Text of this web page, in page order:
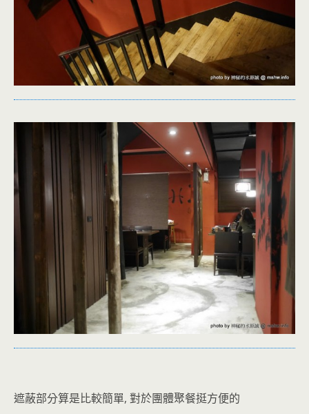
遮蔽部分算是比較簡單, 對於團體聚餐挺方便的